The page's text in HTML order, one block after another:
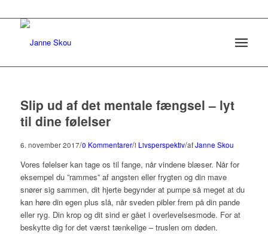
Slip ud af det mentale fængsel – lyt
til dine følelser
6. november 2017/0 Kommentarer/i Livsperspektiv/afJanne Skou
Vores følelser kan tage os til fange, når vindene blæser. Når for
eksempel du ”rammes” af angsten eller frygten og din mave
snører sig sammen, dit hjerte begynder at pumpe så meget at du
kan høre din egen plus slå, når sveden pibler frem på din pande
eller ryg. Din krop og dit sind er gået i overlevelsesmode. For at
beskytte dig for det værst tænkelige – truslen om døden.